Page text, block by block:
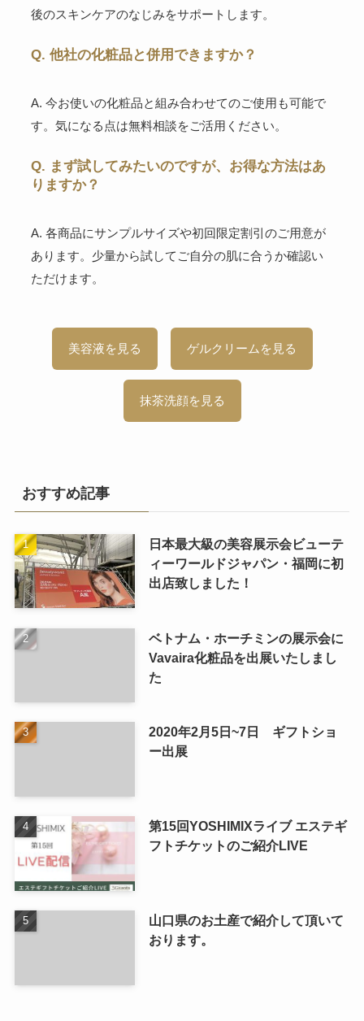
後のスキンケアのなじみをサポートします。
Q. 他社の化粧品と併用できますか？
A. 今お使いの化粧品と組み合わせてのご使用も可能で
す。気になる点は無料相談をご活用ください。
Q. まず試してみたいのですが、お得な方法はあ
りますか？
A. 各商品にサンプルサイズや初回限定割引のご用意が
あります。少量から試してご自分の肌に合うか確認い
ただけます。
美容液を見る ゲルクリームを見る
抹茶洗顔を見る
おすすめ記事
日本最大級の美容展示会ビューテ
ィーワールドジャパン・福岡に初
出店致しました！
ベトナム・ホーチミンの展示会に
Vavaira化粧品を出展いたしまし
た
2020年2月5日~7日 ギフトショ
ー出展
第15回YOSHIMIXライブ エステギ
フトチケットのご紹介LIVE
山口県のお土産で紹介して頂いて
おります。